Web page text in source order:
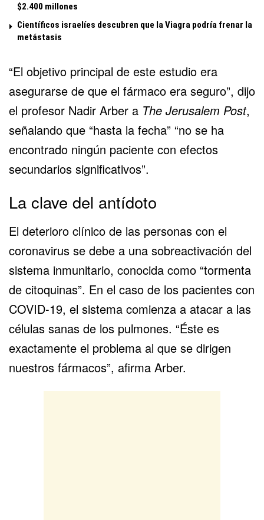
$2.400 millones
Científicos israelíes descubren que la Viagra podría frenar la
metástasis
“El objetivo principal de este estudio era
asegurarse de que el fármaco era seguro”, dijo
el profesor Nadir Arber a The Jerusalem Post,
señalando que “hasta la fecha” “no se ha
encontrado ningún paciente con efectos
secundarios significativos”.
La clave del antídoto
El deterioro clínico de las personas con el
coronavirus se debe a una sobreactivación del
sistema inmunitario, conocida como “tormenta
de citoquinas”. En el caso de los pacientes con
COVID-19, el sistema comienza a atacar a las
células sanas de los pulmones. “Éste es
exactamente el problema al que se dirigen
nuestros fármacos”, afirma Arber.